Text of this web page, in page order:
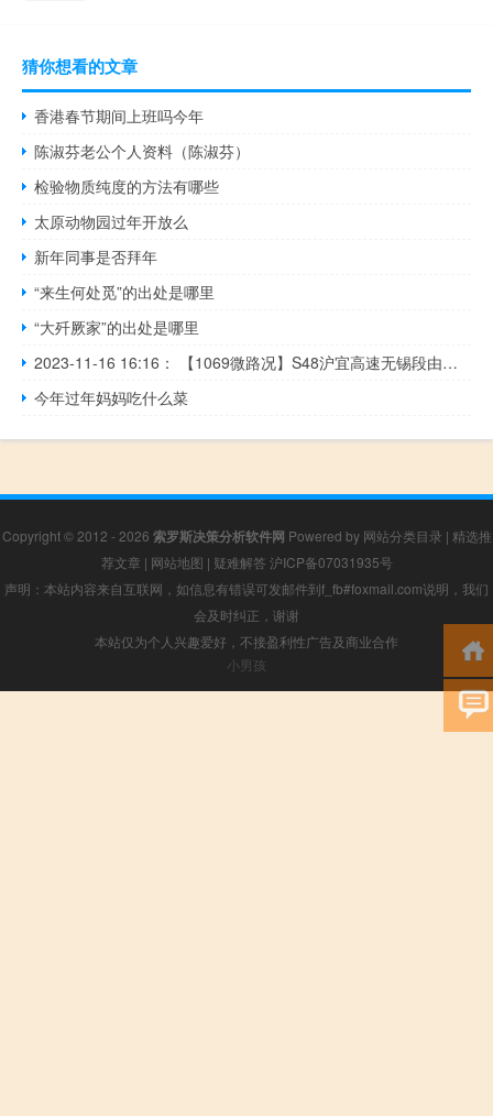
猜你想看的文章
香港春节期间上班吗今年
陈淑芬老公个人资料（陈淑芬）
检验物质纯度的方法有哪些
太原动物园过年开放么
新年同事是否拜年
“来生何处觅”的出处是哪里
“大歼厥家”的出处是哪里
2023-11-16 16:16： 【1069微路况】S48沪宜高速无锡段由上海往宜兴方向169K离西坞枢纽2公里附近施工结束。 ​​​
今年过年妈妈吃什么菜
Copyright © 2012 - 2026 索罗斯决策分析软件网 Powered by 网站分类目录 | 精选推
荐文章 | 网站地图 | 疑难解答 沪ICP备07031935号
声明：本站内容来自互联网，如信息有错误可发邮件到f_fb#foxmail.com说明，我们
会及时纠正，谢谢
本站仅为个人兴趣爱好，不接盈利性广告及商业合作
小男孩